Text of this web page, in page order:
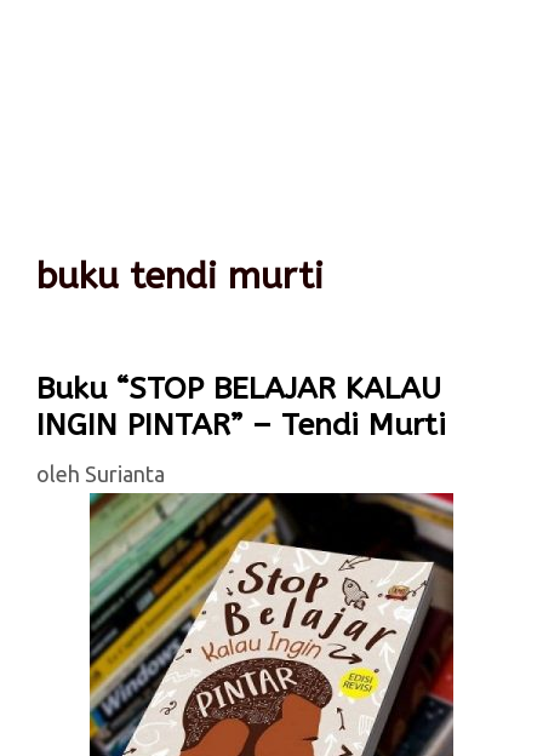
buku tendi murti
Buku “STOP BELAJAR KALAU
INGIN PINTAR” – Tendi Murti
oleh Surianta